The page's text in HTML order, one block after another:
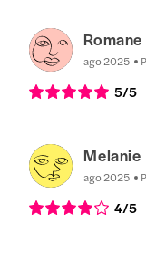
Romane
ago 2025
5/5
Melanie
ago 2025
4/5